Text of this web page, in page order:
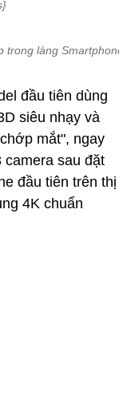
làng Smartphone
đầu tiên dùng
siêu nhạy và
mắt", ngay
sau đặt
đầu tiên trên thị
4K chuẩn